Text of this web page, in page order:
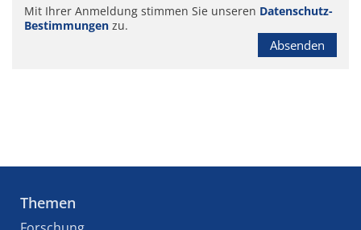
Mit Ihrer Anmeldung stimmen Sie unseren Datenschutz-
Bestimmungen zu.
Absenden
Themen